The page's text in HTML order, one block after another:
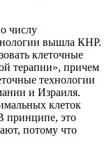
числу
вышла КНР.
клеточные
терапии», причем
технологии
и Израиля.
клеток
принципе, это
потому что